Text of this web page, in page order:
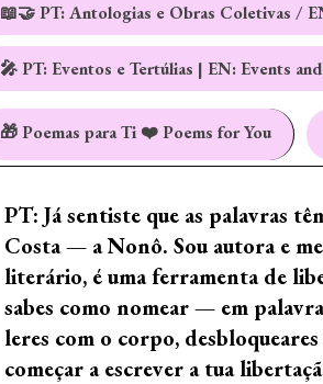
📖🤝 PT: Antologias e Obras Coletivas /
🎤 PT: Eventos e Tertúlias | EN: Events
🎁 Poemas para Ti ❤️ Poems for You
PT: Já sentiste que as palavras
Costa — a Nonô. Sou autora e
literário, é uma ferramenta de
sabes como nomear — em
leres com o corpo,
começar a escrever a tua